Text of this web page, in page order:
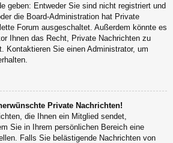
geben: Entweder Sie sind nicht registriert und
die Board-Administration hat Private
Forum ausgeschaltet. Außerdem könnte es
Ihnen das Recht, Private Nachrichten zu
Kontaktieren Sie einen Administrator, um
Private Nachrichten!
die Ihnen ein Mitglied sendet,
Sie in Ihrem persönlichen Bereich eine
Falls Sie belästigende Nachrichten von